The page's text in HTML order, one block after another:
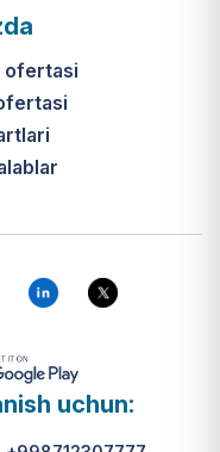
ofertasi
uchun: